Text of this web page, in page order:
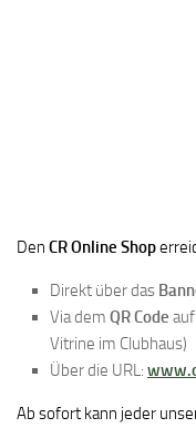
Den CR Online Shop
Direkt über das
Via dem QR Code
Vitrine im Clubhaus)
Über die URL:
Ab sofort kann jeder